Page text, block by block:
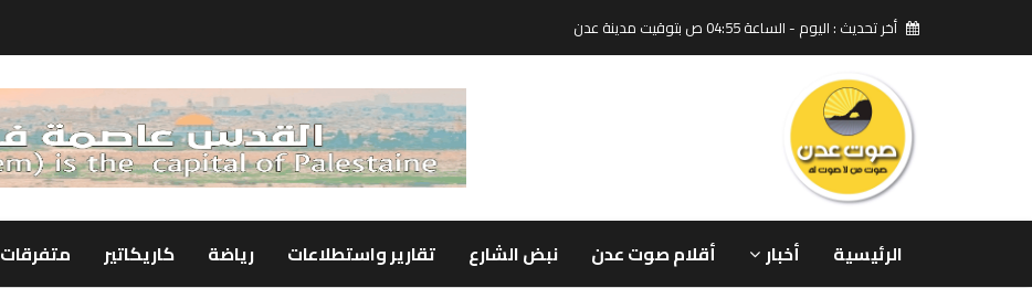
أخر تحديث : اليوم - الساعة 04:55 ص بتوقيت مدينة عدن
الرئيسية أخبار أقلام صوت عدن نبض الشارع تقارير واستطلاعات رياضة كاريكاتير متفرقات